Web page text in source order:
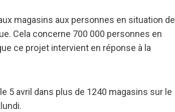
magasins aux personnes en situation de
Cela concerne 700 000 personnes en
ce projet intervient en réponse à la
5 avril dans plus de 1240 magasins sur le